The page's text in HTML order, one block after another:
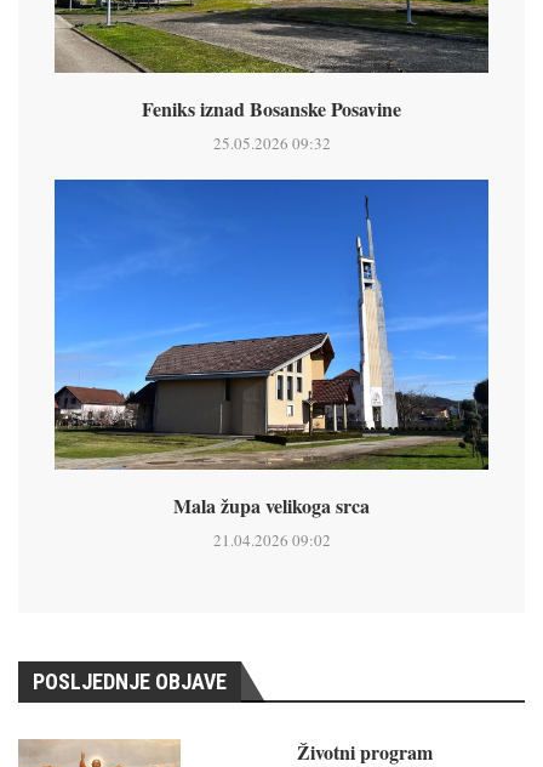
Feniks iznad Bosanske Posavine
25.05.2026 09:32
Mala župa velikoga srca
21.04.2026 09:02
POSLJEDNJE OBJAVE
Životni program